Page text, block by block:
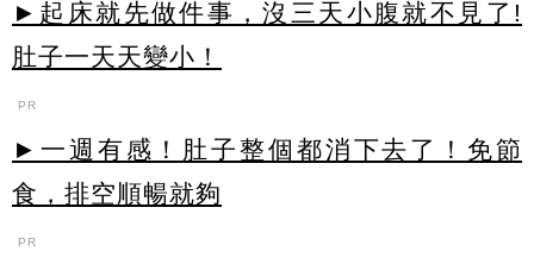
►起床就先做件事，沒三天小腹就不見了!
肚子一天天變小！
PR
►一週有感！肚子整個都消下去了！免節
食，排空順暢就夠
PR